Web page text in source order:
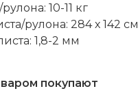
10-11 кг
рулона: 284 х 142 см
1,8-2 мм
покупают